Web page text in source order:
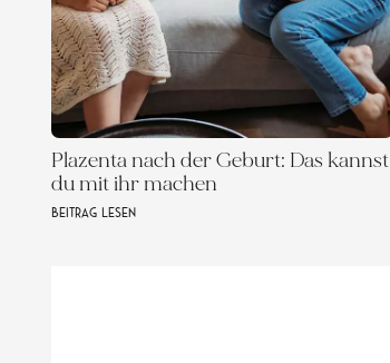
Plazenta nach der Geburt: Das kannst
du mit ihr machen
BEITRAG LESEN